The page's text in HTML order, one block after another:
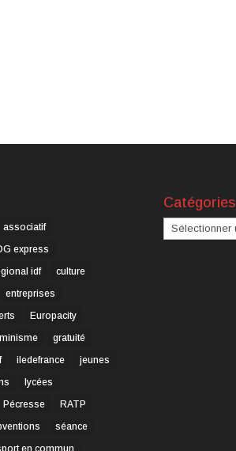
associatif
express
idf
culture
entreprises
Europacity
gratuité
iledefrance
jeunes
lycées
Pécresse
RATP
séance
en commun
Catégories
Catégories